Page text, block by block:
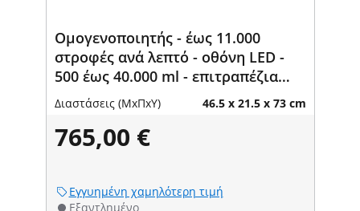
Ομογενοποιητής - έως 11.000
στροφές ανά λεπτό - οθόνη LED -
500 έως 40.000 ml - επιτραπέζια
συσκευή
Διαστάσεις (ΜxΠxΥ) 46.5 x 21.5 x 73 cm
765,00 €
Εγγυημένη χαμηλότερη τιμή
Εξαντλημένο